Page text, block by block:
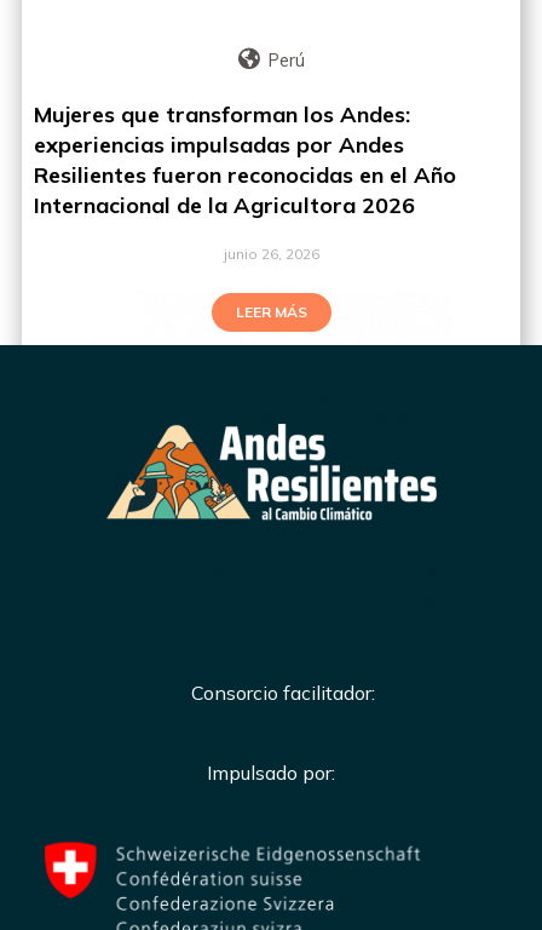
Perú
Mujeres que transforman los Andes:
experiencias impulsadas por Andes
Resilientes fueron reconocidas en el Año
Internacional de la Agricultora 2026
junio 26, 2026
LEER MÁS
Consorcio facilitador:
Impulsado por: